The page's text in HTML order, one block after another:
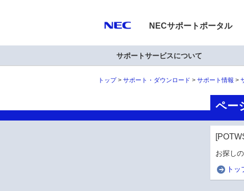
NECサポートポータル
サポートサービスについて
トップ サポート・ダウンロード サポート情報
ペー
お探し
トッ